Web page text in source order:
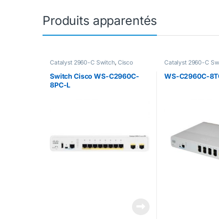
Produits apparentés
Catalyst 2960-C Switch, Cisco
Switch Cisco WS-C2960C-
8PC-L
Catalyst 2960-C
Accessoires Cisco
WS-C2960C-